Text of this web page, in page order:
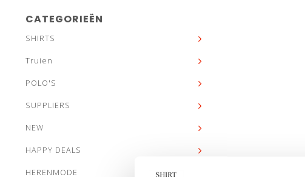
CATEGORIEËN
SHIRTS
Truien
POLO'S
SUPPLIERS
NEW
HAPPY DEALS
HERENMODE